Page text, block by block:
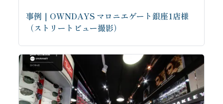
事例｜OWNDAYS マロニエゲート銀座1店様
（ストリートビュー撮影）